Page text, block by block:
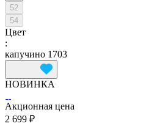
52
54
Цвет
:
капучино 1703
НОВИНКА
Акционная цена
2 699 ₽